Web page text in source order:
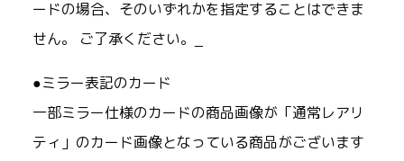
ードの場合、そのいずれかを指定することはできま
せん。 ご了承ください。_
●ミラー表記のカード
一部ミラー仕様のカードの商品画像が「通常レアリ
ティ」のカード画像となっている商品がございます